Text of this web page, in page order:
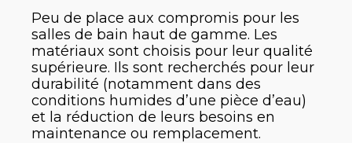
Peu de place aux compromis pour les
salles de bain haut de gamme. Les
matériaux sont choisis pour leur qualité
supérieure. Ils sont recherchés pour leur
durabilité (notamment dans des
conditions humides d’une pièce d’eau)
et la réduction de leurs besoins en
maintenance ou remplacement.